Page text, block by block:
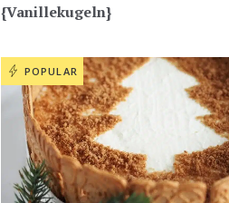
{Vanillekugeln}
POPULAR